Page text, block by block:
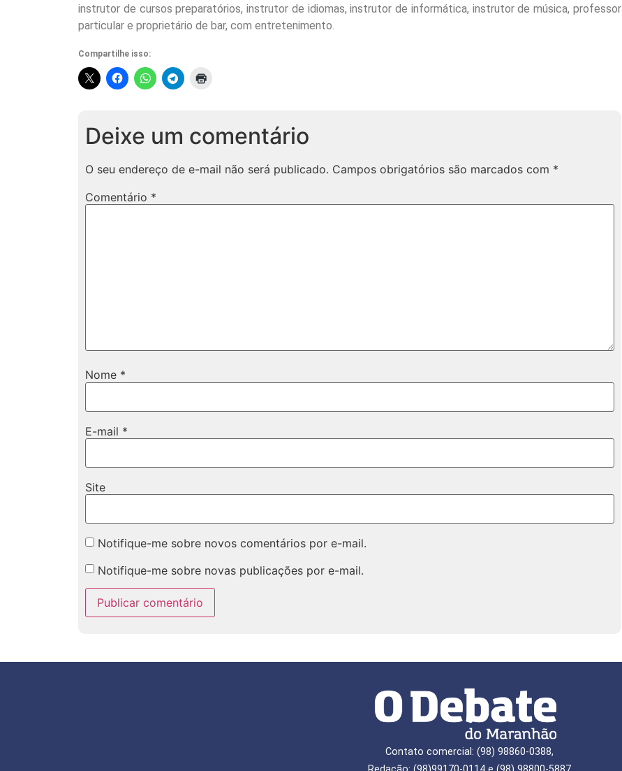
instrutor de cursos preparatórios, instrutor de idiomas, instrutor de informática, instrutor de música, professor
particular e proprietário de bar, com entretenimento.
Compartilhe isso:
Deixe um comentário
O seu endereço de e-mail não será publicado. Campos obrigatórios são marcados com *
Comentário *
Nome *
E-mail *
Site
Notifique-me sobre novos comentários por e-mail.
Notifique-me sobre novas publicações por e-mail.
Contato comercial: (98) 98860-0388,